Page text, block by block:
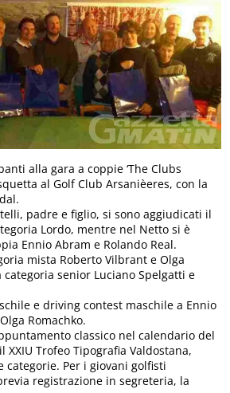
alla gara a coppie ‘The Clubs
al Golf Club Arsanièeres, con la
padre e figlio, si sono aggiudicati il
Lordo, mentre nel Netto si è
Ennio Abram e Rolando Real.
mista Roberto Vilbrant e Olga
senior Luciano Spelgatti e
e driving contest maschile a Ennio
Romachko.
classico nel calendario del
XXIU Trofeo Tipografia Valdostana,
Per i giovani golfisti
registrazione in segreteria, la